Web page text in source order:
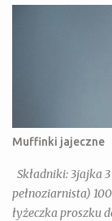
Muffinki jajeczne
Składniki: 3jajka
pełnoziarnista)
łyżeczka proszku